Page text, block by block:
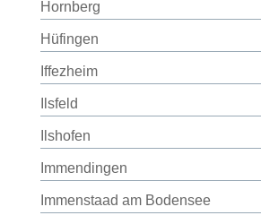
Hornberg
Hüfingen
Iffezheim
Ilsfeld
Ilshofen
Immendingen
Immenstaad am Bodensee